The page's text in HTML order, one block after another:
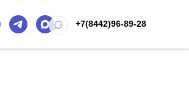
+7(8442)96-89-28